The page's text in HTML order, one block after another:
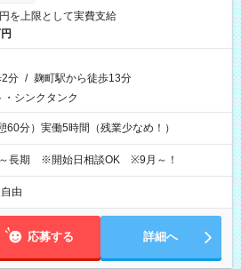
を上限として実費支給
2分 / 麹町駅から徒歩13分
シンクタンク
60分）実働5時間（残業少なめ！）
長期 ※開始日相談OK ※9月～！
由
応募する 詳細へ